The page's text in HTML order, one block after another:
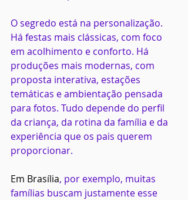
O segredo está na personalização.
Há festas mais clássicas, com foco
em acolhimento e conforto. Há
produções mais modernas, com
proposta interativa, estações
temáticas e ambientação pensada
para fotos. Tudo depende do perfil
da criança, da rotina da família e da
experiência que os pais querem
proporcionar.
Em Brasília, por exemplo, muitas
famílias buscam justamente esse